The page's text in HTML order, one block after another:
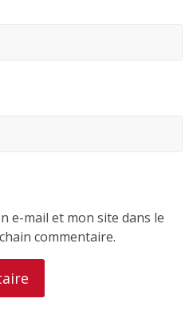
e-mail et mon site dans le
commentaire.